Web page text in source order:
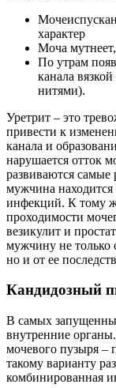
характер
Моча
По утрам
канала
нитями).
Уретрит – это
привести к
канала и
нарушается отток
развиваются самые
мужчина находится
инфекций. К тому
проходимости
везикулит и
мужчину не только
но и от ее
Кандидозный
В самых
внутренние
мочевого пузыря –
такому варианту
комбинированная